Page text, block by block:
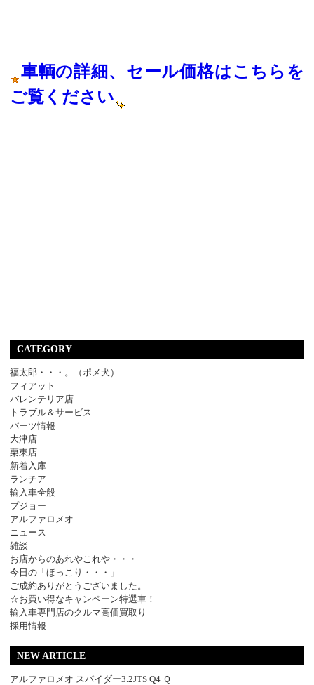
車輌の詳細、セール価格はこちらを
ご覧ください
CATEGORY
福太郎・・・。（ポメ犬）
フィアット
バレンテリア店
トラブル＆サービス
パーツ情報
大津店
栗東店
新着入庫
ランチア
輸入車全般
プジョー
アルファロメオ
ニュース
雑談
お店からのあれやこれや・・・
今日の「ほっこり・・・」
ご成約ありがとうございました。
☆お買い得なキャンペーン特選車！
輸入車専門店のクルマ高価買取り
採用情報
NEW ARTICLE
アルファロメオ スパイダー3.2JTS Q4 Ｑ